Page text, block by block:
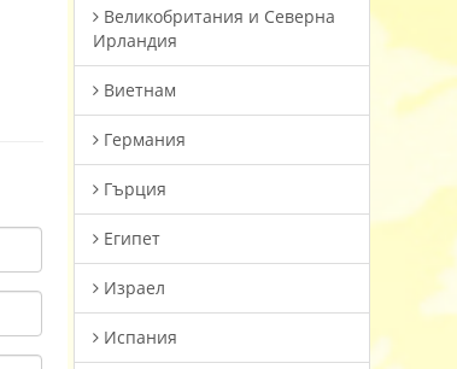
Великобритания и Северна
Ирландия
Виетнам
Германия
Гърция
Египет
Израел
Испания